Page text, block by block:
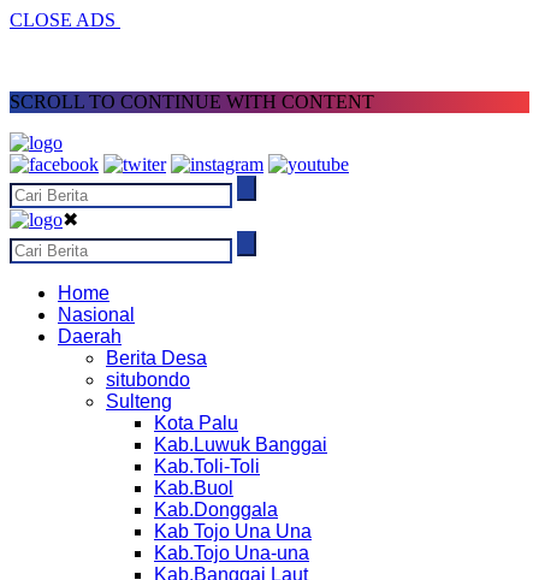
CLOSE ADS
SCROLL TO CONTINUE WITH CONTENT
✖
Home
Nasional
Daerah
Berita Desa
situbondo
Sulteng
Kota Palu
Kab.Luwuk Banggai
Kab.Toli-Toli
Kab.Buol
Kab.Donggala
Kab Tojo Una Una
Kab.Tojo Una-una
Kab.Banggai Laut